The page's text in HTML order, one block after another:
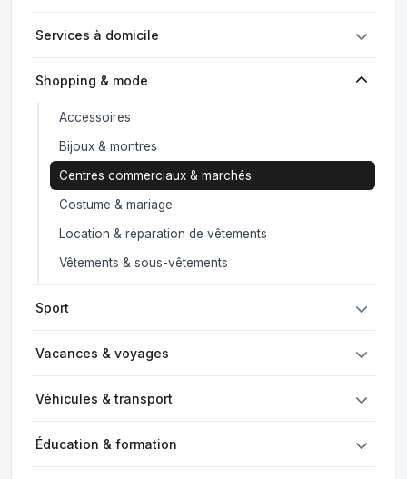
Services à domicile
Shopping & mode
Accessoires
Bijoux & montres
Centres commerciaux & marchés
Costume & mariage
Location & réparation de vêtements
Vêtements & sous-vêtements
Sport
Vacances & voyages
Véhicules & transport
Éducation & formation